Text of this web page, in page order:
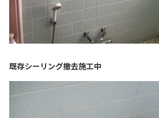
既存シーリング撤去施工中